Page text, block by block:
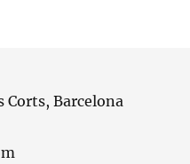
Corts, Barcelona